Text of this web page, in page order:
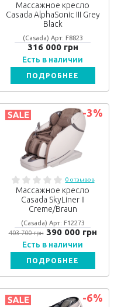
Массажное кресло
Casada AlphaSonic III Grey
Black
(Casada) Арт: F8823
316 000 грн
Есть в наличии
ПОДРОБНЕЕ
-3%
0 отзывов
Массажное кресло
Casada SkyLiner II
Creme/Braun
(Casada) Арт: F12273
403 700 грн390 000 грн
Есть в наличии
ПОДРОБНЕЕ
-6%